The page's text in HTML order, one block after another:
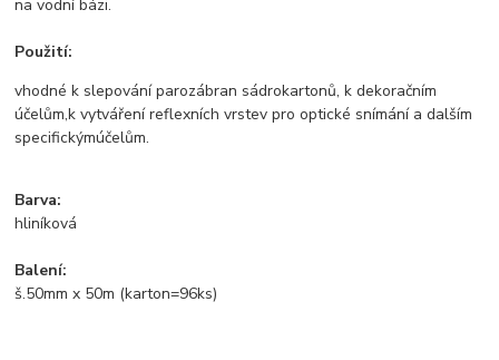
na vodní bázi.
Použití:
vhodné k slepování parozábran sádrokartonů, k dekoračním
účelům,k vytváření reflexních vrstev pro optické snímání a dalším
specifickýmúčelům.
Barva:
hliníková
Balení:
š.50mm x 50m (karton=96ks)